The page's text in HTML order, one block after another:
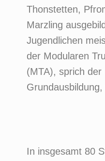
Thonstetten,
Marzling
Jugendlichen
der Modularen
(MTA), sprich der
In insgesamt 80